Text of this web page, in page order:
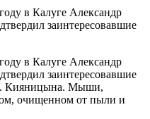
в Калуге Александр
заинтересовавшие
в Калуге Александр
заинтересовавшие
Кияницына. Мыши,
очищенном от пыли и